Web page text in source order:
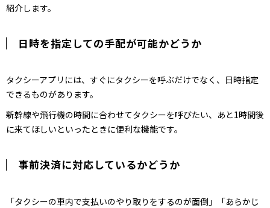
紹介します。
日時を指定しての手配が可能かどうか
タクシーアプリには、すぐにタクシーを呼ぶだけでなく、日時指定
できるものがあります。
新幹線や飛行機の時間に合わせてタクシーを呼びたい、あと1時間後
に来てほしいといったときに便利な機能です。
事前決済に対応しているかどうか
「タクシーの車内で支払いのやり取りをするのが面倒」「あらかじ